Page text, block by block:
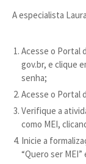
A especialista
Acesse o Portal
gov.br, e clique
senha;
Acesse o Portal
Verifique a
como MEI,
Inicie a
“Quero ser MEI”